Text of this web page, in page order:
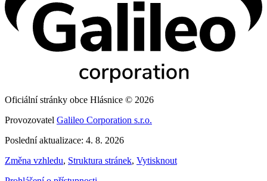
Oficiální stránky obce Hlásnice © 2026
Provozovatel Galileo Corporation s.r.o.
Poslední aktualizace: 4. 8. 2026
Změna vzhledu, Struktura stránek, Vytisknout